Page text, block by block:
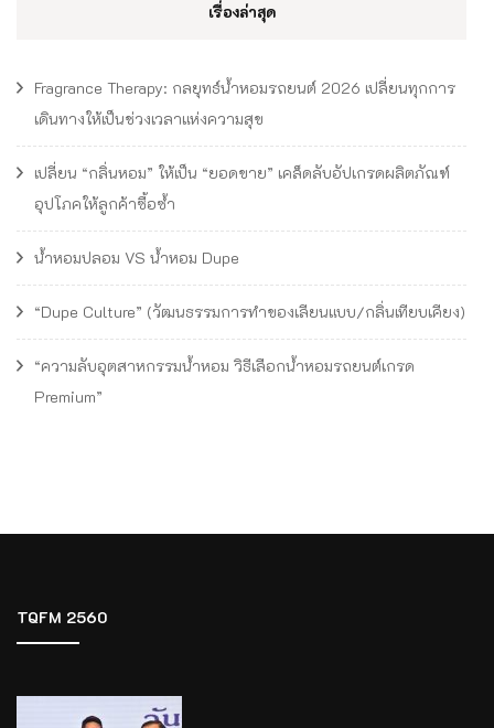
เรื่องล่าสุด
Fragrance Therapy: กลยุทธ์น้ำหอมรถยนต์ 2026 เปลี่ยนทุกการ
เดินทางให้เป็นช่วงเวลาแห่งความสุข
เปลี่ยน “กลิ่นหอม” ให้เป็น “ยอดขาย” เคล็ดลับอัปเกรดผลิตภัณฑ์
อุปโภคให้ลูกค้าซื้อซ้ำ
น้ำหอมปลอม VS น้ำหอม Dupe
“Dupe Culture” (วัฒนธรรมการทำของเลียนแบบ/กลิ่นเทียบเคียง)
“ความลับอุตสาหกรรมน้ำหอม วิธีเลือกน้ำหอมรถยนต์เกรด
Premium”
TQFM 2560